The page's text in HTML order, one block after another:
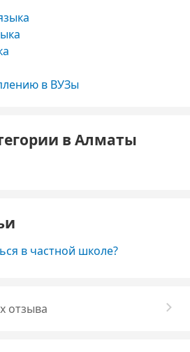
в ВУЗы
в Алматы
в частной школе?
отзыва